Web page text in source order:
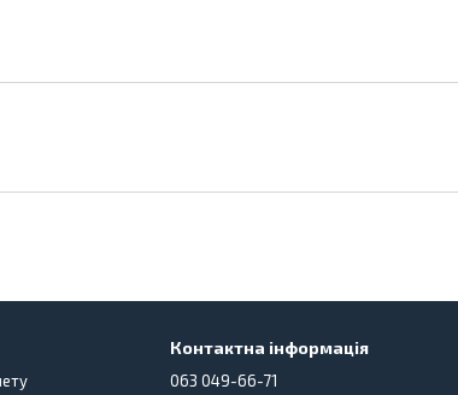
Контактна інформація
063 049-66-71